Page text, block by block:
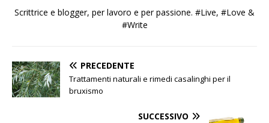
Scrittrice e blogger, per lavoro e per passione. #Live, #Love &
#Write
PRECEDENTE
Trattamenti naturali e rimedi casalinghi per il
bruxismo
SUCCESSIVO